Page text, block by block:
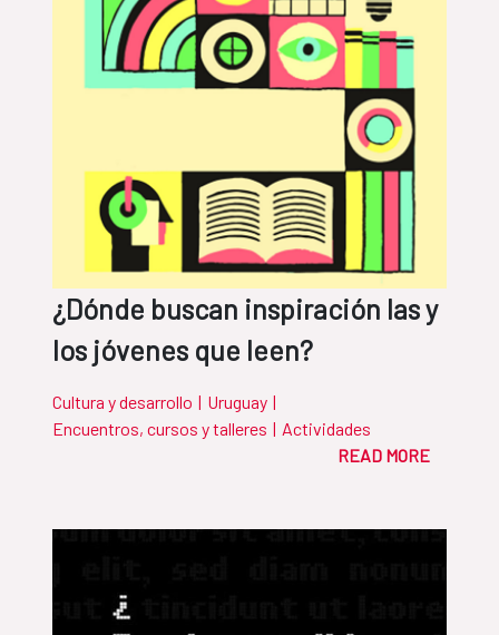
¿Dónde buscan inspiración las y
los jóvenes que leen?
Cultura y desarrollo | Uruguay |
Encuentros, cursos y talleres | Actividades
READ MORE